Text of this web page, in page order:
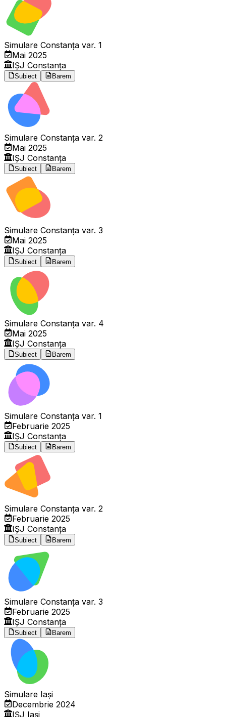
Simulare Constanța var. 1
Mai 2025
IȘJ Constanța
Subiect Barem
Simulare Constanța var. 2
Mai 2025
IȘJ Constanța
Subiect Barem
Simulare Constanța var. 3
Mai 2025
IȘJ Constanța
Subiect Barem
Simulare Constanța var. 4
Mai 2025
IȘJ Constanța
Subiect Barem
Simulare Constanța var. 1
Februarie 2025
IȘJ Constanța
Subiect Barem
Simulare Constanța var. 2
Februarie 2025
IȘJ Constanța
Subiect Barem
Simulare Constanța var. 3
Februarie 2025
IȘJ Constanța
Subiect Barem
Simulare Iași
Decembrie 2024
IȘJ Iași